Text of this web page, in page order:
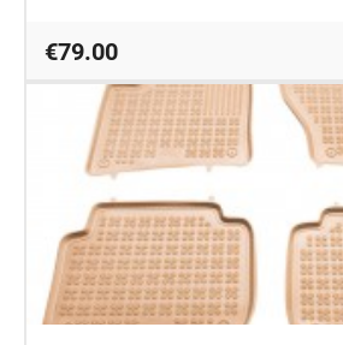
€79.00